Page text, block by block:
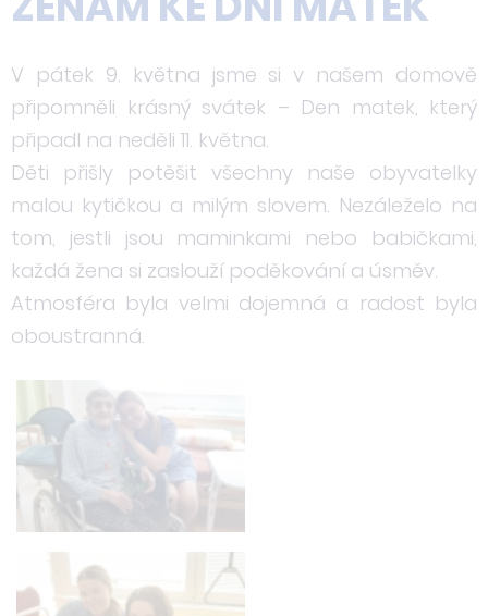
V pátek 9. května jsme si v našem domově
připomněli krásný svátek – Den matek, který
připadl na neděli 11. května.
Děti přišly potěšit všechny naše obyvatelky
malou kytičkou a milým slovem. Nezáleželo na
tom, jestli jsou maminkami nebo babičkami,
každá žena si zaslouží poděkování a úsměv.
Atmosféra byla velmi dojemná a radost byla
oboustranná.